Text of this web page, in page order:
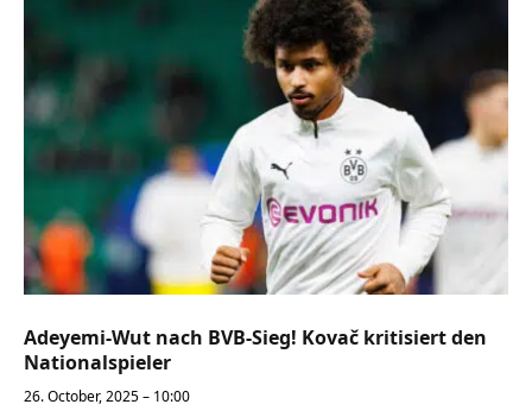
Adeyemi-Wut nach BVB-Sieg! Kovač kritisiert den
Nationalspieler
26. October, 2025 – 10:00